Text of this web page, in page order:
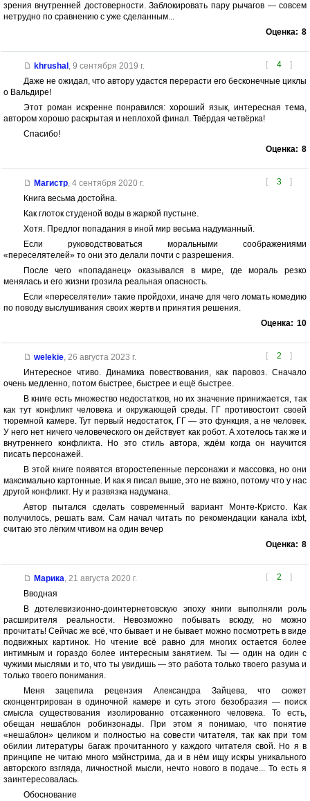
зрения внутренней достоверности. Заблокировать пару рычагов — совсем
нетрудно по сравнению с уже сделанным...
Оценка: 8
[ 4 ]
khrushal , 9 сентября 2019 г.
Даже не ожидал, что автору удастся перерасти его бесконечные циклы
о Вальдире!
Этот роман искренне понравился: хороший язык, интересная тема,
автором хорошо раскрытая и неплохой финал. Твёрдая четвёрка!
Спасибо!
Оценка: 8
[ 3 ]
Магистр, 4 сентября 2020 г.
Книга весьма достойна.
Как глоток студеной воды в жаркой пустыне.
Хотя. Предлог попадания в иной мир весьма надуманный.
Если руководствоваться моральными соображениями
«переселятелей» то они это делали почти с разрешения.
После чего «попаданец» оказывался в мире, где мораль резко
менялась и его жизни грозила реальная опасность.
Если «переселятели» такие пройдохи, иначе для чего ломать комедию
по поводу выслушивания своих жертв и принятия решения.
Оценка: 10
[ 2 ]
welekie, 26 августа 2023 г.
Интересное чтиво. Динамика повествования, как паровоз. Сначало
очень медленно, потом быстрее, быстрее и ещё быстрее.
В книге есть множество недостатков, но их значение принижается, так
как тут конфликт человека и окружающей среды. ГГ противостоит своей
тюремной камере. Тут первый недостаток, ГГ — это функция, а не человек.
У него нет ничего человеческого он действует как робот. А хотелось так же и
внутреннего конфликта. Но это стиль автора, ждём когда он научится
писать персонажей.
В этой книге появятся второстепенные персонажи и массовка, но они
максимально картонные. И как я писал выше, это не важно, потому что у нас
другой конфликт. Ну и развязка надумана.
Автор пытался сделать современный вариант Монте-Кристо. Как
получилось, решать вам. Сам начал читать по рекомендации канала ixbt,
считаю это лёгким чтивом на один вечер
Оценка: 8
[ 2 ]
Марика, 21 августа 2020 г.
Вводная
В дотелевизионно-доинтернетовскую эпоху книги выполняли роль
расширителя реальности. Невозможно побывать всюду, но можно
прочитать! Сейчас же всё, что бывает и не бывает можно посмотреть в виде
подвижных картинок. Но чтение всё равно для многих остается более
интимным и гораздо более интересным занятием. Ты — один на один с
чужими мыслями и то, что ты увидишь — это работа только твоего разума и
только твоего понимания.
Меня зацепила рецензия Александра Зайцева, что сюжет
сконцентрирован в одиночной камере и суть этого безобразия — поиск
смысла существования изолированно отсаженного человека. То есть,
обещан нешаблон робинзонады. При этом я понимаю, что понятие
«нешаблон» целиком и полностью на совести читателя, так как при том
обилии литературы багаж прочитанного у каждого читателя свой. Но я в
принципе не читаю много мэйнстрима, да и в нём ищу искры уникального
авторского взгляда, личностной мысли, нечто нового в подаче... То есть я
заинтересовалась.
Обоснование